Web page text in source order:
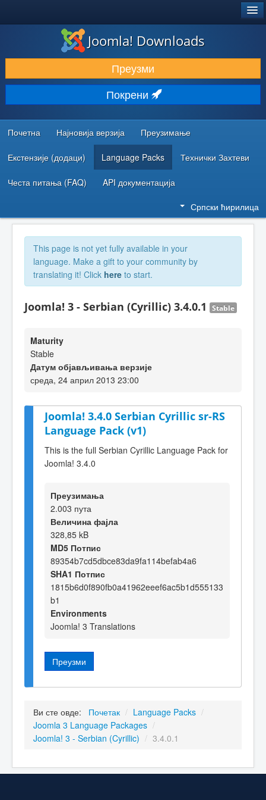
ПРЕУЗИМАЊЕ И ПРОШИРЕЊА (ЕКСТЕНЗИЈЕ)
ОТКРИЈТЕ И НАУЧИТЕ
ЗАЈЕДНИЦА И ПОДРШКА
РЕСУРСИ ЗА РАЗВОЈ
Joomla! Downloads
Преузми
Покрени
Почетна Најновија верзија Преузимање
Екстензије (додаци) Language Packs Технички Захтеви
Честа питања (FAQ) API документација
Српски ћирилица
This page is not yet fully available in your
language. Make a gift to your community by
translating it! Click here to start.
Joomla! 3 - Serbian (Cyrillic) 3.4.0.1 Stable
Maturity
Stable
Датум објављивања верзије
среда, 24 април 2013 23:00
Joomla! 3.4.0 Serbian Cyrillic sr-RS
Language Pack (v1)
This is the full Serbian Cyrillic Language Pack for
Joomla! 3.4.0
Преузимања
2.003 пута
Величина фајла
328,85 kB
MD5 Потпис
89354b7cd5dbce83da9fa114befab4a6
SHA1 Потпис
1815b6d0f890fb0a41962eeef6ac5b1d555133
b1
Environments
Joomla! 3 Translations
Преузми
Ви сте овде: Почетак / Language Packs /
Joomla 3 Language Packages /
Joomla! 3 - Serbian (Cyrillic) / 3.4.0.1